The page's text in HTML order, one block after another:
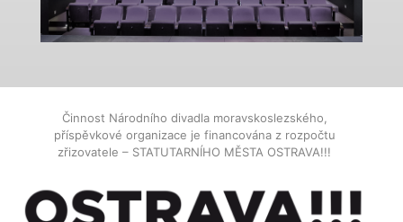
Činnost Národního divadla moravskoslezského,
příspěvkové organizace je financována z rozpočtu
zřizovatele – STATUTARNÍHO MĚSTA OSTRAVA!!!